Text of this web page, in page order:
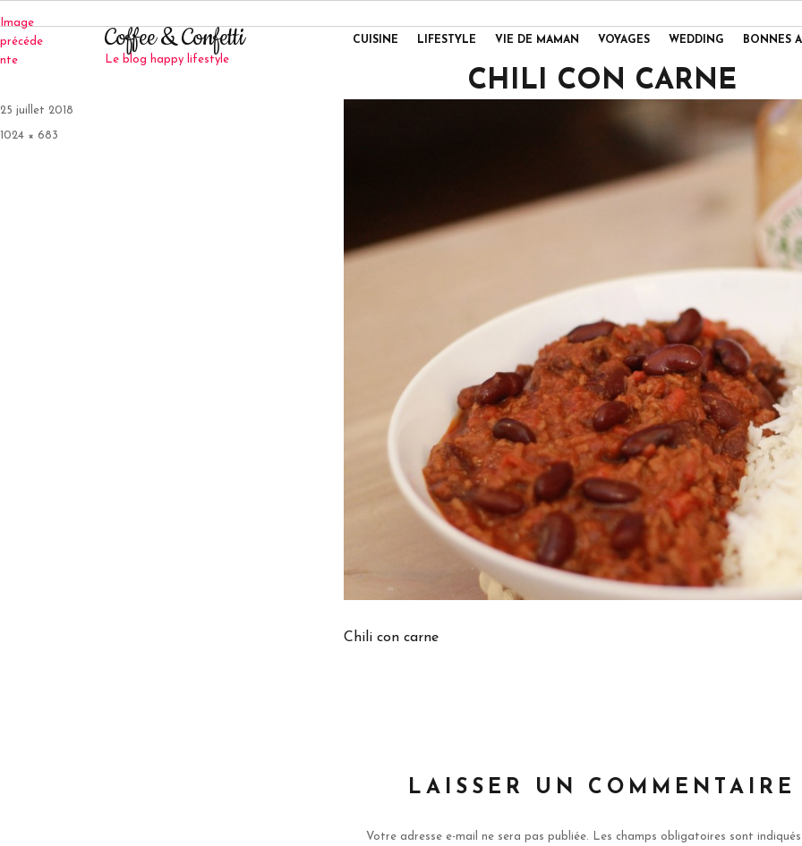
Coffee & Confetti
Le blog happy lifestyle
CUISINE LIFESTYLE VIE DE MAMAN VOYAGES WEDDING BONNES
Image
précéde
nte
CHILI CON CARNE
Chili con carne
Publié
le
25 juillet 2018
Taille
1024 × 683
LAISSER UN COMMENTAIRE
Votre adresse e-mail ne sera pas publiée. Les champs obligatoires sont